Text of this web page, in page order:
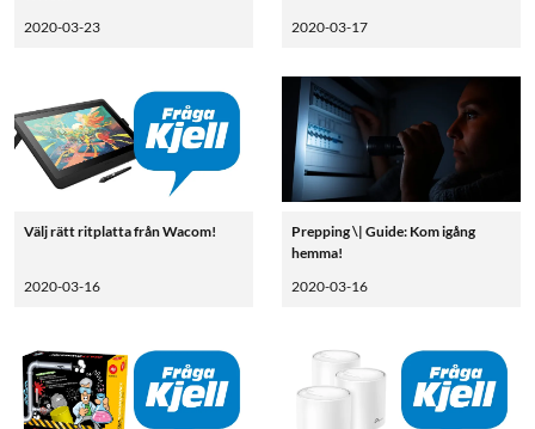
2020-03-23
2020-03-17
Välj rätt ritplatta från Wacom!
2020-03-16
Prepping \| Guide: Kom igång
hemma!
2020-03-16